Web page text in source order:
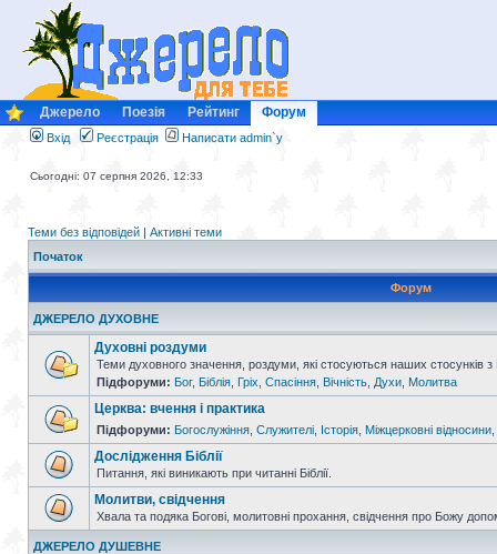
Джерело Поезія Рейтинг Форум
Вхід Реєстрація Написати admin`у
Сьогодні: 07 серпня 2026, 12:33
Теми без відповідей | Активні теми
Початок
Форум
ДЖЕРЕЛО ДУХОВНЕ
Духовні роздуми
Теми духовного значення, роздуми, які стосуються наших стосунків з
Підфоруми: Бог, Біблія Гріх Спасіння Вічність Духи Молитва
Церква: вчення і практика
Підфоруми: Богослужіння Служителі Історія Міжцерковні відносини
Дослідження Біблії
Питання, які виникають при читанні Біблії.
Молитви, свідчення
Хвала та подяка Богові, молитовні прохання, свідчення про Божу
ДЖЕРЕЛО ДУШЕВНЕ